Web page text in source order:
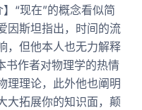
“现在”的概念看似简
因斯坦指出，时间的流
，但他本人也无力解释
书作者对物理学的热情
理理论，此外他也阐明
大拓展你的知识面，颠